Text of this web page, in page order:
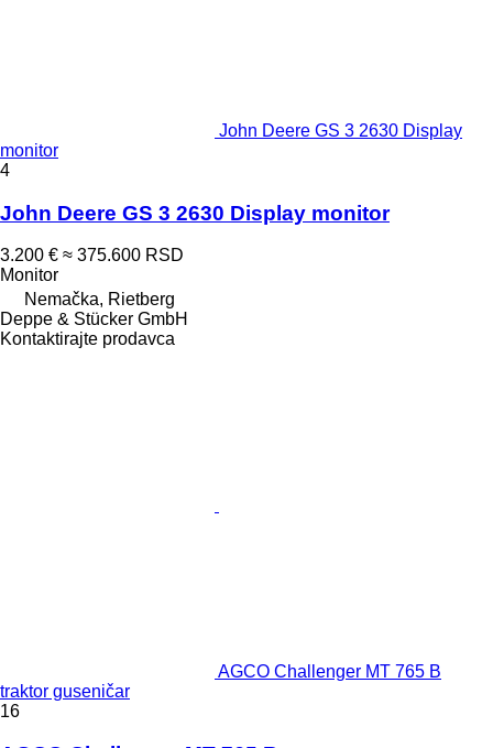
John Deere GS 3 2630 Display
monitor
4
John Deere GS 3 2630 Display monitor
3.200 € ≈ 375.600 RSD
Monitor
Nemačka, Rietberg
Deppe & Stücker GmbH
Kontaktirajte prodavca
AGCO Challenger MT 765 B
traktor guseničar
16